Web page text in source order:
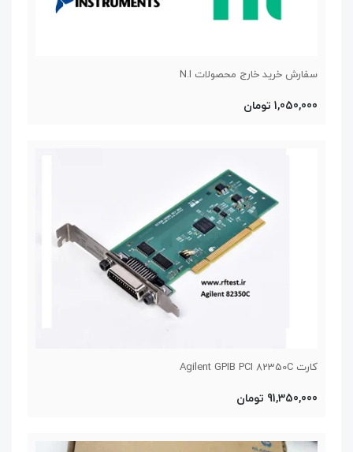
سفارش خرید خارج محصولات N.I
1,050,000 تومان
کارت Agilent GPIB PCI 82350C
91,350,000 تومان